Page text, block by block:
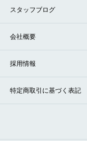
スタッフブログ
会社概要
採用情報
特定商取引に基づく表記